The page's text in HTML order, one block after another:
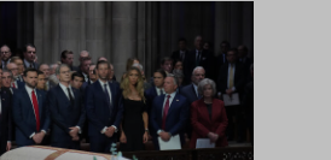
vierailee